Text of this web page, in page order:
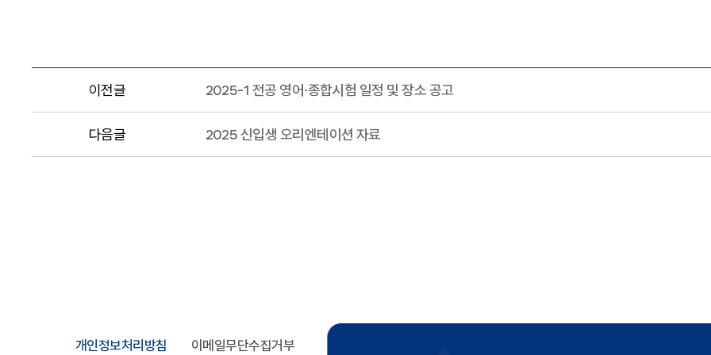
이전글 2025-1 전공 영어·종합시험 일정 및 장소 공고
다음글 2025 신입생 오리엔테이션 자료
개인정보처리방침 이메일무단수집거부